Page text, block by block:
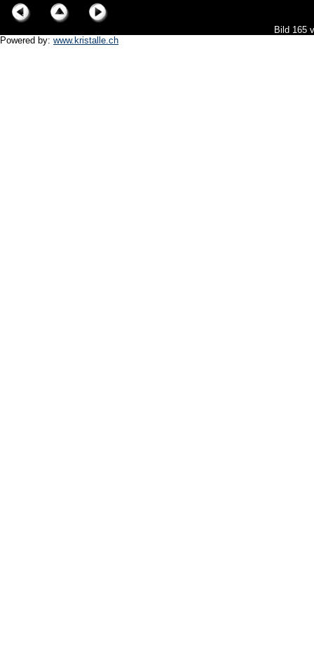
Bild 165
Powered by: www.kristalle.ch